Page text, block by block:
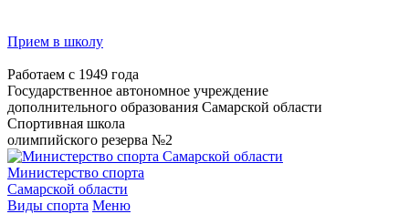
Прием в школу
Работаем с 1949 года
Государственное автономное учреждение
дополнительного образования Самарской области
Спортивная школа
олимпийского резерва №2
Министерство спорта
Самарской области
Виды спорта Меню